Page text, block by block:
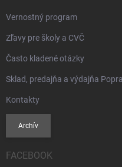
Vernostný program
Zľavy pre školy a CVČ
Často kladené otázky
Sklad, predajňa a výdajňa
Kontakty
Archív
FACEBOOK